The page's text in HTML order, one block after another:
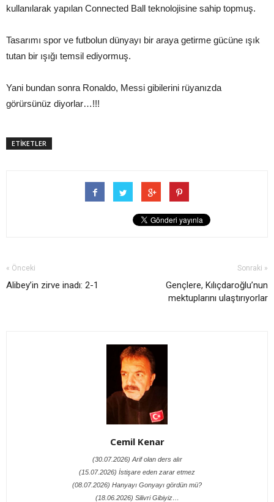
kullanılarak yapılan Connected Ball teknolojisine sahip topmuş.
Tasarımı spor ve futbolun dünyayı bir araya getirme gücüne ışık
tutan bir ışığı temsil ediyormuş.
Yani bundan sonra Ronaldo, Messi gibilerini rüyanızda
görürsünüz diyorlar…!!!
ETİKETLER
« Önceki
Alibey’in zirve inadı: 2-1
Sonraki »
Gençlere, Kılıçdaroğlu’nun
mektuplarını ulaştırıyorlar
Cemil Kenar
(30.07.2026) Arif olan ders alır
(15.07.2026) İstişare eden zarar etmez
(08.07.2026) Hanyayı Gonyayı gördün mü?
(18.06.2026) Silivri Gibiyiz…